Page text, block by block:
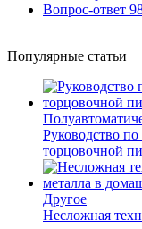
Вопрос-ответ
Популярные статьи
Руководство
торцовочной
Другое
Несложная